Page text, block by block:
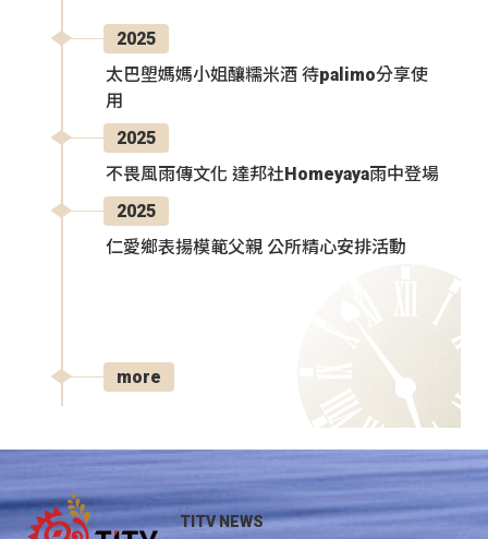
2025
太巴塱媽媽小姐釀糯米酒 待palimo分享使
用
2025
不畏風雨傳文化 達邦社Homeyaya雨中登場
2025
仁愛鄉表揚模範父親 公所精心安排活動
more
TITV NEWS